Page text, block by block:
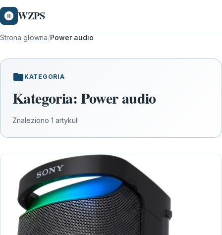
WZPS
Strona główna/Power audio
KATEGORIA
Kategoria:Power audio
Znaleziono 1 artykuł